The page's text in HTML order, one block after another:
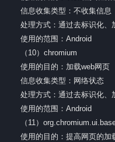
信息收集类型：不收集信息
处理方式：通过去标识化、
使用的范围：Android
（10）chromium
使用的目的：加载web网页
信息收集类型：网络状态
处理方式：通过去标识化、
使用的范围：Android
（11）
使用的目的：提高网页的加